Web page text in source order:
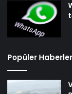
Popüler Haberler